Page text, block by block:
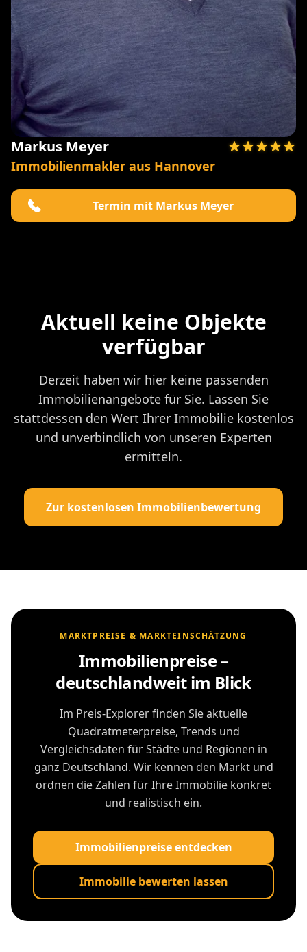
Markus Meyer
Immobilienmakler aus Hannover
Termin mit Markus Meyer
Aktuell keine Objekte
verfügbar
Derzeit haben wir hier keine passenden
Immobilienangebote für Sie. Lassen Sie
stattdessen den Wert Ihrer Immobilie kostenlos
und unverbindlich von unseren Experten
ermitteln.
Zur kostenlosen Immobilienbewertung
MARKTPREISE & MARKTEINSCHÄTZUNG
Immobilienpreise –
deutschlandweit im Blick
Im Preis-Explorer finden Sie aktuelle
Quadratmeterpreise, Trends und
Vergleichsdaten für Städte und Regionen in
ganz Deutschland. Wir kennen den Markt und
ordnen die Zahlen für Ihre Immobilie konkret
und realistisch ein.
Immobilienpreise entdecken
Immobilie bewerten lassen